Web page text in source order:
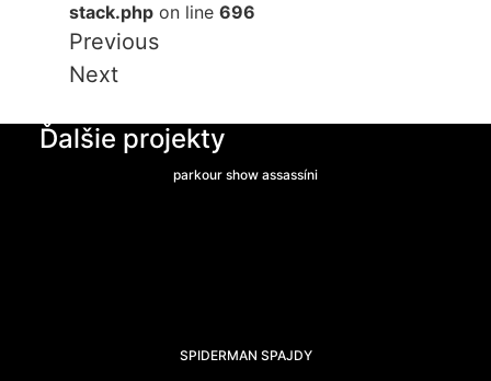
stack.phpon line 696
Previous
Next
Ďalšie projekty
parkour show assassíni
SPIDERMAN SPAJDY